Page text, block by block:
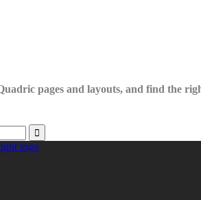
pages and layouts, and find the